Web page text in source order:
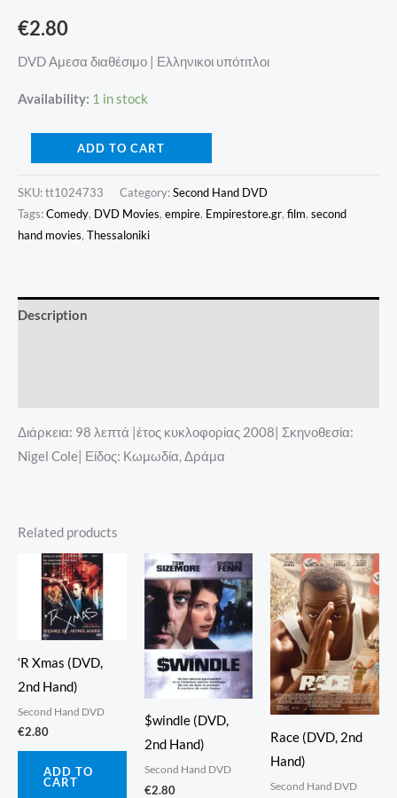
€2.80
DVD Αμεσα διαθέσιμο | Ελληνικοι υπότιτλοι
Availability: 1 in stock
ADD TO CART
SKU:tt1024733 Category:Second Hand DVD
Tags:Comedy, DVD Movies, empire, Empirestore.gr, film, second
hand movies, Thessaloniki
Description
Διάρκεια: 98 λεπτά |έτος κυκλοφορίας 2008| Σκηνοθεσία:
Nigel Cole| Είδος: Κωμωδία, Δράμα
Related products
‘R Xmas (DVD,
2nd Hand)
Second Hand DVD
€2.80
ADD TO
CART
$windle (DVD,
2nd Hand)
Second Hand DVD
€2.80
Race (DVD, 2nd
Hand)
Second Hand DVD